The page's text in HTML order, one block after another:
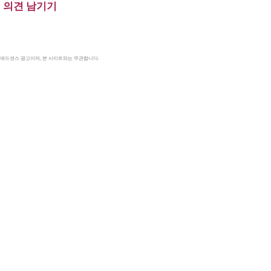
의견 남기기
드센스 광고이며, 본 사이트와는 무관합니다.